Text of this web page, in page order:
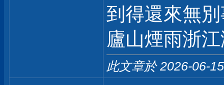
到得還來無
廬山煙雨浙
此文章於 2026-06-